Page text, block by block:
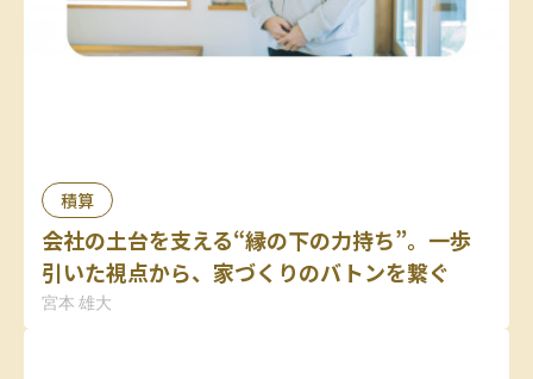
積算
会社の土台を支える“縁の下の力持ち”。一歩
引いた視点から、家づくりのバトンを繋ぐ
宮本 雄大